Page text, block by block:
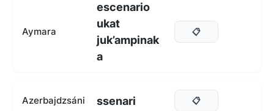
Aymara
escenario
ukat
juk’ampinak
a
📋
Azerbajdzsáni ssenari 📋